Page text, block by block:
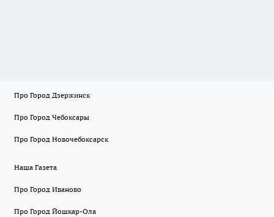
Про Город Дзержинск
Про Город Чебоксары
Про Город Новочебоксарск
Наша Газета
Про Город Иваново
Про Город Йошкар-Ола